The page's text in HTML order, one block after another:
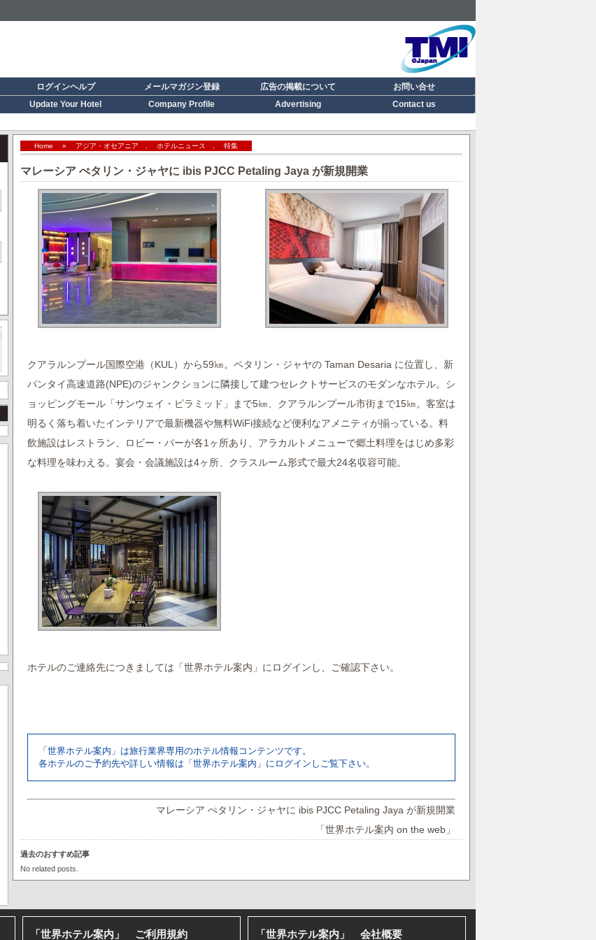
ログインヘルプ メールマガジン登録 広告の掲載について
お問い合せ
Update Your Hotel Company Profile Advertising Contact us
Home » アジア・オセアニア ホテルニュース 特集
マレーシア ぺタリン・ジャヤに ibis PJCC Petaling Jaya が新規開業
クアラルンプール国際空港（KUL）から59㎞。ペタリン・ジャヤの Taman Desaria に位置し、新
パンタイ高速道路(NPE)のジャンクションに隣接して建つセレクトサービスのモダンなホテル。シ
ョッピングモール「サンウェイ・ピラミッド」まで5㎞、クアラルンプール市街まで15㎞。客室は
明るく落ち着いたインテリアで最新機器や無料WiFi接続など便利なアメニティが揃っている。料
飲施設はレストラン、ロビー・バーが各1ヶ所あり、アラカルトメニューで郷土料理をはじめ多彩
な料理を味わえる。宴会・会議施設は4ヶ所、クラスルーム形式で最大24名収容可能。
ホテルのご連絡先につきましては「世界ホテル案内」にログインし、ご確認下さい。
「世界ホテル案内」は旅行業界専用のホテル情報コンテンツです。
各ホテルのご予約先や詳しい情報は「世界ホテル案内」にログインしご覧下さい。
マレーシア ぺタリン・ジャヤに ibis PJCC Petaling Jaya が新規開業
「世界ホテル案内 on the web」
過去のおすすめ記事
No related posts.
「世界ホテル案内」 ご利用規約 「世界ホテル案内」 会社概要